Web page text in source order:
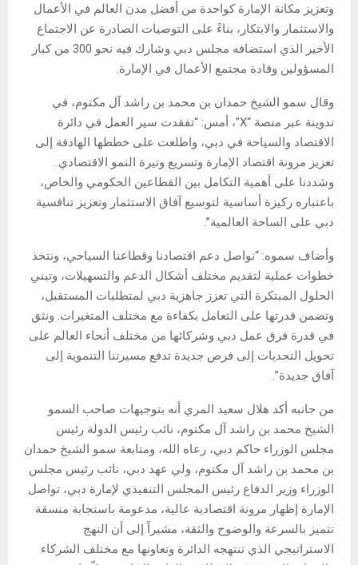
وتعزيز مكانة الإمارة كواحدة من أفضل مدن العالم في الأعمال
والاستثمار والابتكار، بناءً على التوصيات الصادرة عن الاجتماع
الأخير الذي استضافه مجلس دبي وشارك فيه نحو 300 من كبار
المسؤولين وقادة مجتمع الأعمال في الإمارة.
وقال سمو الشيخ حمدان بن محمد بن راشد آل مكتوم، في
تدوينة عبر منصة “X”، أمس: “تفقدت سير العمل في دائرة
الاقتصاد والسياحة في دبي، واطلعت على خططها الهادفة إلى
تعزيز مرونة اقتصاد الإمارة وتسريع وتيرة النمو الاقتصادي..
وشددنا على أهمية التكامل بين القطاعين الحكومي والخاص،
باعتباره ركيزة أساسية لتوسيع آفاق الاستثمار وتعزيز تنافسية
دبي على الساحة العالمية”.
وأضاف سموه: “نواصل دعم اقتصادنا وقطاعنا السياحي، ونتخذ
خطوات عملية لتقديم مختلف أشكال الدعم والتسهيلات، وتبني
الحلول المبتكرة التي تعزز جاهزية دبي لمتطلبات المستقبل،
وتضمن قدرتها على التعامل بكفاءة مع مختلف المتغيرات. ونثق
في قدرة فرق عمل دبي وشركائها من مختلف أنحاء العالم على
تحويل التحديات إلى فرص جديدة تدفع مسيرتنا التنموية إلى
آفاق جديدة”.
من جانبه أكد هلال سعيد المري أنه بتوجيهات صاحب السمو
الشيخ محمد بن راشد آل مكتوم، نائب رئيس الدولة رئيس
مجلس الوزراء حاكم دبي، رعاه الله، ومتابعة سمو الشيخ حمدان
بن محمد بن راشد آل مكتوم، ولي عهد دبي، نائب رئيس مجلس
الوزراء وزير الدفاع رئيس المجلس التنفيذي لإمارة دبي، تواصل
الإمارة إظهار مرونة اقتصادية عالية، مدعومة باستجابة منسقة
تتميز بالسرعة والوضوح والثقة، مشيراً إلى أن النهج
الاستراتيجي الذي تنتهجه الدائرة وتعاونها مع مختلف الشركاء